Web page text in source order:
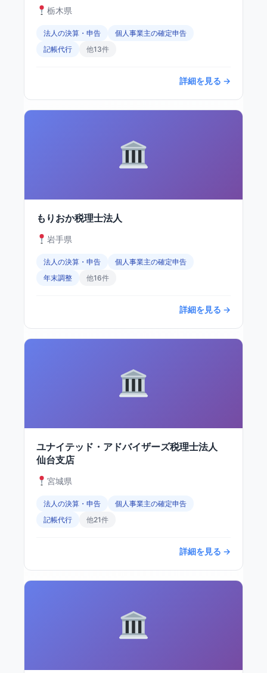
栃木県
法人の決算・申告
個人事業主の確定申告
記帳代行
他13件
詳細を見る →
もりおか税理士法人
岩手県
法人の決算・申告
個人事業主の確定申告
年末調整
他16件
詳細を見る →
ユナイテッド・アドバイザーズ税理士法人
仙台支店
宮城県
法人の決算・申告
個人事業主の確定申告
記帳代行
他21件
詳細を見る →